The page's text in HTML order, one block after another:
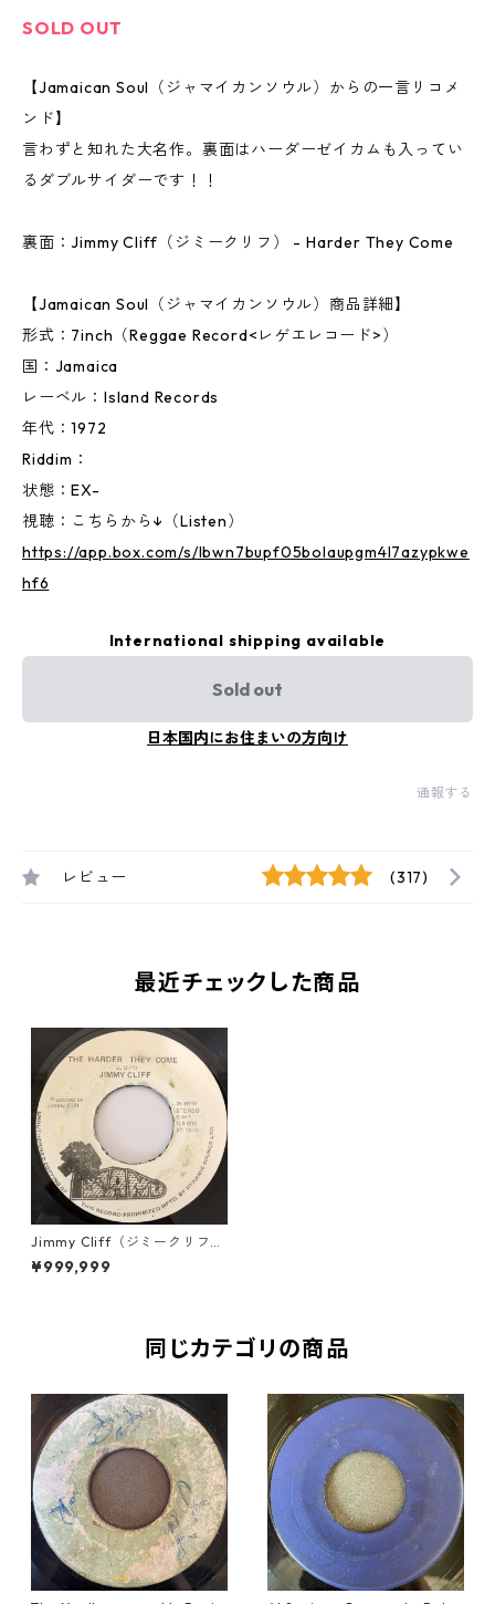
SOLD OUT
【Jamaican Soul（ジャマイカンソウル）からの一言リコメ
ンド】
言わずと知れた大名作。裏面はハーダーゼイカムも入ってい
るダブルサイダーです！！
裏面：Jimmy Cliff（ジミークリフ） - Harder They Come
【Jamaican Soul（ジャマイカンソウル）商品詳細】
形式：7inch（Reggae Record<レゲエレコード>）
国：Jamaica
レーベル：Island Records
年代：1972
Riddim：
状態：EX-
視聴：こちらから↓（Listen）
https://app.box.com/s/lbwn7bupf05bolaupgm4l7azypkwe
hf6
International shipping available
Sold out
日本国内にお住まいの方向け
通報する
レビュー (317)
最近チェックした商品
Jimmy Cliff（ジミークリフ）
‎- Many Rivers To Cross【7-2
0238】
¥999,999
同じカテゴリの商品